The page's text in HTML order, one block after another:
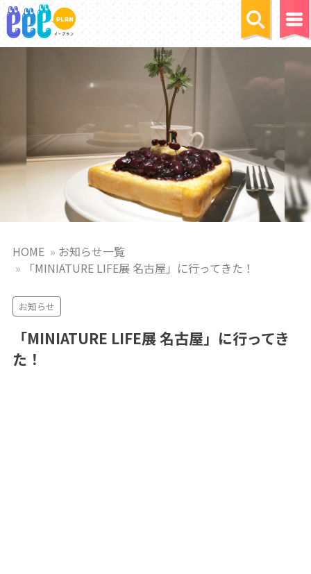
HOME
お知らせ一覧
「MINIATURE LIFE展 名古屋」に行ってきた！
お知らせ
「MINIATURE LIFE展 名古屋」に行ってき
た！